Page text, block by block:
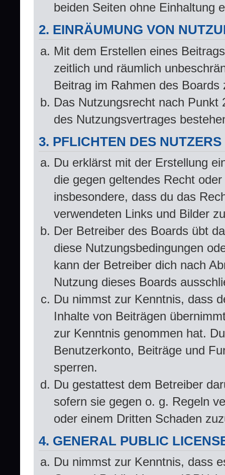
beiden Seiten ohne Einhaltung
2. EINRÄUMUNG VON
Mit dem Erstellen eines
zeitlich und räumlich
Beitrag im Rahmen des Boards
Das Nutzungsrecht nach
des Nutzungsvertrages
3. PFLICHTEN DES NUTZERS
Du erklärst mit der Erstellung
die gegen geltendes Recht
insbesondere, dass du das
verwendeten Links und Bilder
Der Betreiber des Boards übt
diese Nutzungsbedingungen
kann der Betreiber dich nach
Nutzung dieses Boards
Du nimmst zur Kenntnis, dass
Inhalte von Beiträgen
zur Kenntnis genommen hat.
Benutzerkonto, Beiträge und
sperren.
Du gestattest dem Betreiber
sofern sie gegen o. g. Regeln
oder einem Dritten Schaden
4. GENERAL PUBLIC
Du nimmst zur Kenntnis, dass